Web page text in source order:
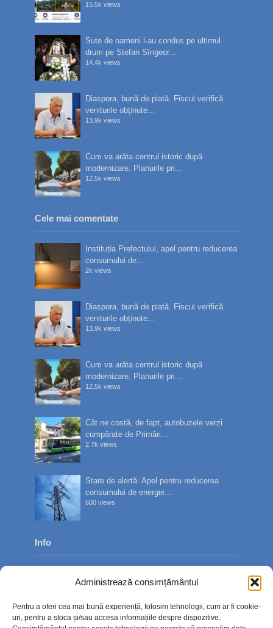
Administrează consimțământul
Pentru a oferi cea mai bună experiență, folosim tehnologii, cum ar fi cookie-
uri, pentru a stoca și/sau accesa informațiile despre dispozitive.
15.5k views
Sute de oameni l-au condus pe ultimul
drum pe Ștefan Sîngeor...
14.4k views
Diaspora, bună de plată. Fiscul verifică
veniturile obținute...
13.9k views
Cum va arăta centrul istoric după
modernizare. Planurile pri...
12.5k views
Cele mai comentate
Instituția Prefectului, apel pentru reducerea
consumului de...
2k views
Diaspora, bună de plată. Fiscul verifică
veniturile obținute...
13.9k views
Cum va arăta centrul istoric după
modernizare. Planurile pri...
12.5k views
Cât ne costă, de fapt, autobuzele verzi
cumpărate de Primări...
2.7k views
Stare de alertă: Apel pentru reducerea
consumului de energie...
600 views
Info
Contact